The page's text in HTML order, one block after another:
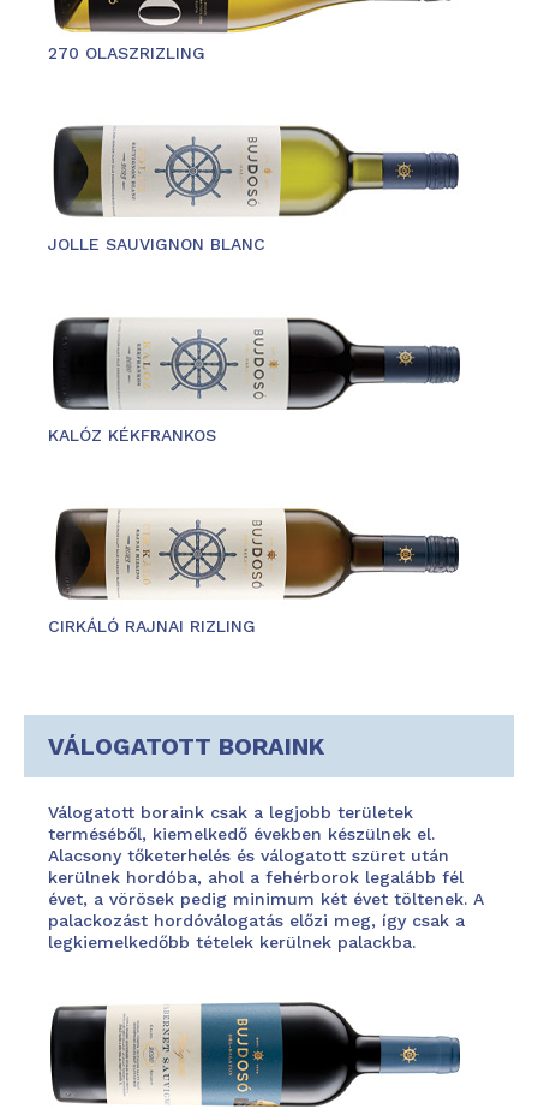
270 OLASZRIZLING
JOLLE SAUVIGNON BLANC
KALÓZ KÉKFRANKOS
CIRKÁLÓ RAJNAI RIZLING
VÁLOGATOTT BORAINK
Válogatott boraink csak a legjobb területek
terméséből, kiemelkedő években készülnek el.
Alacsony tőketerhelés és válogatott szüret után
kerülnek hordóba, ahol a fehérborok legalább fél
évet, a vörösek pedig minimum két évet töltenek. A
palackozást hordóválogatás előzi meg, így csak a
legkiemelkedőbb tételek kerülnek palackba.